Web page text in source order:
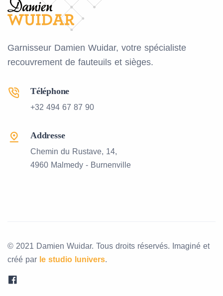
Garnisseur Damien Wuidar, votre spécialiste
recouvrement de fauteuils et sièges.
Téléphone
+32 494 67 87 90
Addresse
Chemin du Rustave, 14,
4960 Malmedy - Burnenville
© 2021 Damien Wuidar. Tous droits réservés. Imaginé et
créé par le studio lunivers.